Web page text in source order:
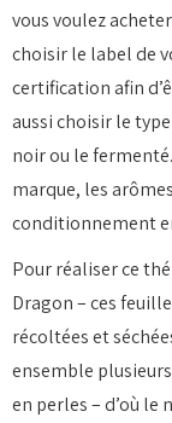
vous voulez
choisir le label de
certification afin
aussi choisir le
noir ou le
marque, les
conditionnement
Pour réaliser ce
Dragon – ces
récoltées et
ensemble
en perles – d’où le